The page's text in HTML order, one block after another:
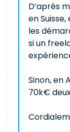
D’après
en
les
si un
Sinon, en
70k€